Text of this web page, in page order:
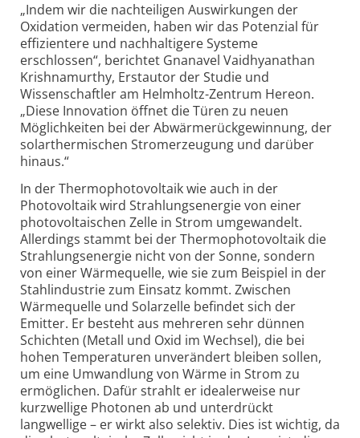
„Indem wir die nachteiligen Auswirkungen der
Oxidation vermeiden, haben wir das Potenzial für
effizientere und nachhaltigere Systeme
erschlossen“, berichtet Gnanavel Vaidhyanathan
Krishnamurthy, Erstautor der Studie und
Wissenschaftler am Helmholtz-Zentrum Hereon.
„Diese Innovation öffnet die Türen zu neuen
Möglichkeiten bei der Abwärmerückgewinnung, der
solarthermischen Stromerzeugung und darüber
hinaus.“
In der Thermophotovoltaik wie auch in der
Photovoltaik wird Strahlungsenergie von einer
photovoltaischen Zelle in Strom umgewandelt.
Allerdings stammt bei der Thermophotovoltaik die
Strahlungsenergie nicht von der Sonne, sondern
von einer Wärmequelle, wie sie zum Beispiel in der
Stahlindustrie zum Einsatz kommt. Zwischen
Wärmequelle und Solarzelle befindet sich der
Emitter. Er besteht aus mehreren sehr dünnen
Schichten (Metall und Oxid im Wechsel), die bei
hohen Temperaturen unverändert bleiben sollen,
um eine Umwandlung von Wärme in Strom zu
ermöglichen. Dafür strahlt er idealerweise nur
kurzwellige Photonen ab und unterdrückt
langwellige – er wirkt also selektiv. Dies ist wichtig, da